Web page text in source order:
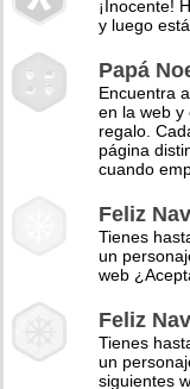
¡Inocente!
y luego
Papá
Encuentra
en la web y
regalo.
página
cuando
Feliz
Tienes
un
web
Feliz
Tienes
un
siguientes